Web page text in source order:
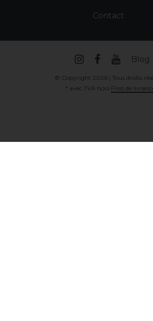
Contact
Blog
© Copyright 2026 | Tous droits
* avec TVA hors Frais de